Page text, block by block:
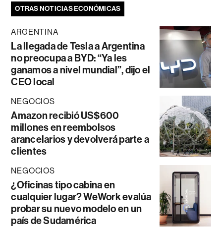
OTRAS NOTICIAS ECONÓMICAS
ARGENTINA
La llegada de Tesla a Argentina
no preocupa a BYD: “Ya les
ganamos a nivel mundial”, dijo el
CEO local
NEGOCIOS
Amazon recibió US$600
millones en reembolsos
arancelarios y devolverá parte a
clientes
NEGOCIOS
¿Oficinas tipo cabina en
cualquier lugar? WeWork evalúa
probar su nuevo modelo en un
país de Sudamérica